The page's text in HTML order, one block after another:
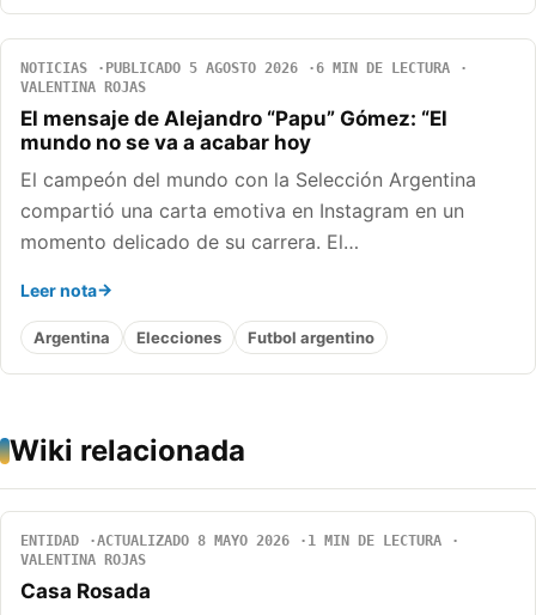
NOTICIAS PUBLICADO 5 AGOSTO 2026
6 MIN DE LECTURA
VALENTINA ROJAS
El mensaje de Alejandro “Papu” Gómez: “El
mundo no se va a acabar hoy
El campeón del mundo con la Selección Argentina
compartió una carta emotiva en Instagram en un
momento delicado de su carrera. El…
Leer nota
Argentina Elecciones Futbol argentino
Wiki relacionada
ENTIDAD ACTUALIZADO 8 MAYO 2026
1 MIN DE LECTURA
VALENTINA ROJAS
Casa Rosada